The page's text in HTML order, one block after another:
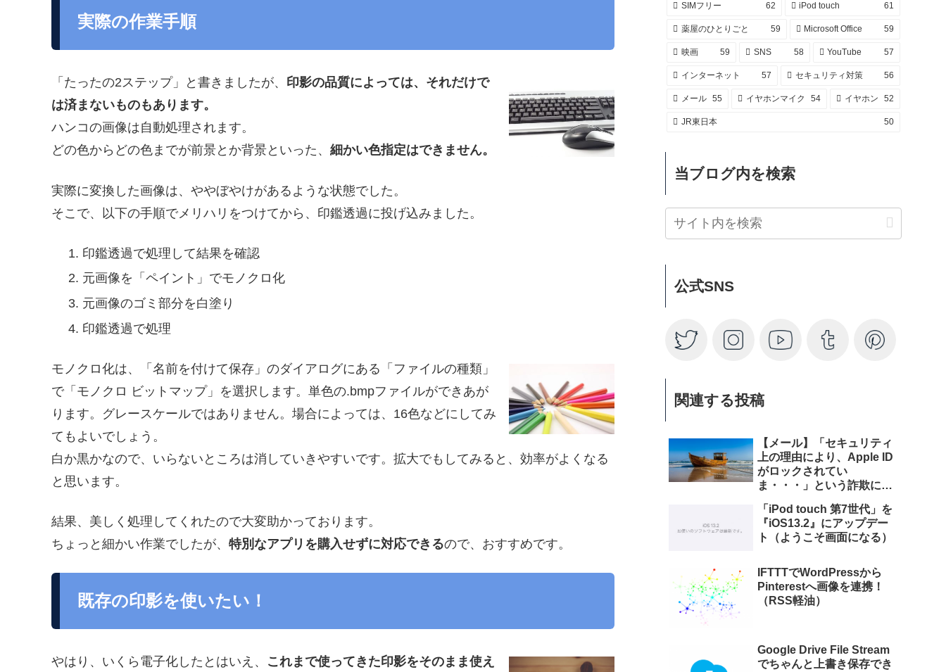
実際の作業手順
「たったの2ステップ」と書きましたが、 印影の品質によっては、それだけで
は済まないものもあります。
ハンコの画像は自動処理されます。
どの色からどの色までが前景とか背景といった、 細かい色指定はできません。
実際に変換した画像は、ややぼやけがあるような状態でした。
そこで、以下の手順でメリハリをつけてから、印鑑透過に投げ込みました。
印鑑透過で処理して結果を確認
元画像を「ペイント」でモノクロ化
元画像のゴミ部分を白塗り
印鑑透過で処理
モノクロ化は、「名前を付けて保存」のダイアログにある「ファイルの種類」
で「モノクロ ビットマップ」を選択します。単色の.bmpファイルができあが
ります。グレースケールではありません。場合によっては、16色などにしてみ
てもよいでしょう。
白か黒かなので、いらないところは消していきやすいです。拡大でもしてみると、効率がよくなる
と思います。
結果、美しく処理してくれたので大変助かっております。
ちょっと細かい作業でしたが、 特別なアプリを購入せずに対応できるので、おすすめです。
既存の印影を使いたい！
やはり、いくら電子化したとはいえ、 これまで使ってきた印影をそのまま使え
SIMフリー 62 iPod touch 61
薬屋のひとりごと 59 Microsoft Office 59
映画 59 SNS 58 YouTube 57
インターネット 57 セキュリティ対策 56
メール 55 イヤホンマイク 54 イヤホン 52
JR東日本 50
当ブログ内を検索
公式SNS
関連する投稿
【メール】「セキュリティ
上の理由により、Apple ID
がロックされてい
ま・・・」という詐欺にご
「iPod touch 第7世代」を
『iOS13.2』にアップデー
ト（ようこそ画面になる）
IFTTTでWordPressから
Pinterestへ画像を連携！
（RSS軽油）
Google Drive File Stream
でちゃんと上書き保存でき